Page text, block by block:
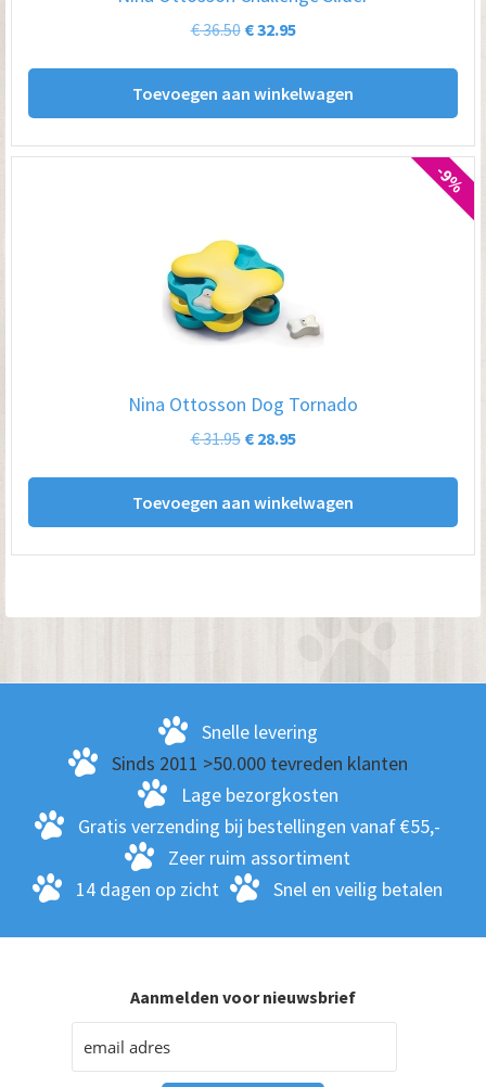
€36.50 Oorspronkelijke
€ 36.50.
€32.95Huidige
€ 32.95.
Toevoegen aan winkelwagen
-9%
Nina Ottosson Dog Tornado
€31.95 Oorspronkelijke
€ 31.95.
€28.95Huidige
€ 28.95.
Toevoegen aan winkelwagen
Snelle levering
Sinds 2011 >50.000 tevreden klanten
Lage bezorgkosten
Gratis verzending bij bestellingen vanaf €55,-
Zeer ruim assortiment
14 dagen op zicht
Snel en veilig betalen
Aanmelden voor nieuwsbrief